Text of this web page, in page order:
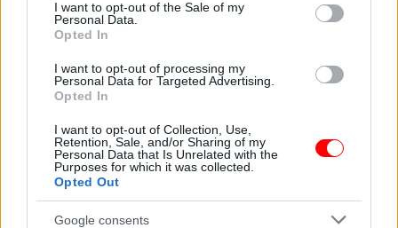
I want to opt-out of the Sale of my
Personal Data.
Opted In
I want to opt-out of processing my
Personal Data for Targeted Advertising.
Opted In
I want to opt-out of Collection, Use,
Retention, Sale, and/or Sharing of my
Personal Data that Is Unrelated with the
Purposes for which it was collected.
Opted Out
Google consents
E-Shop
House of Goodies